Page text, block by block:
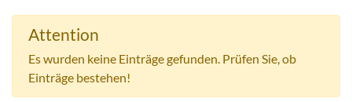
Attention
Es wurden keine Einträge gefunden. Prüfen Sie, ob
Einträge bestehen!